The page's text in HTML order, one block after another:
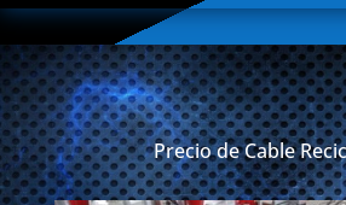
Precio de Cable